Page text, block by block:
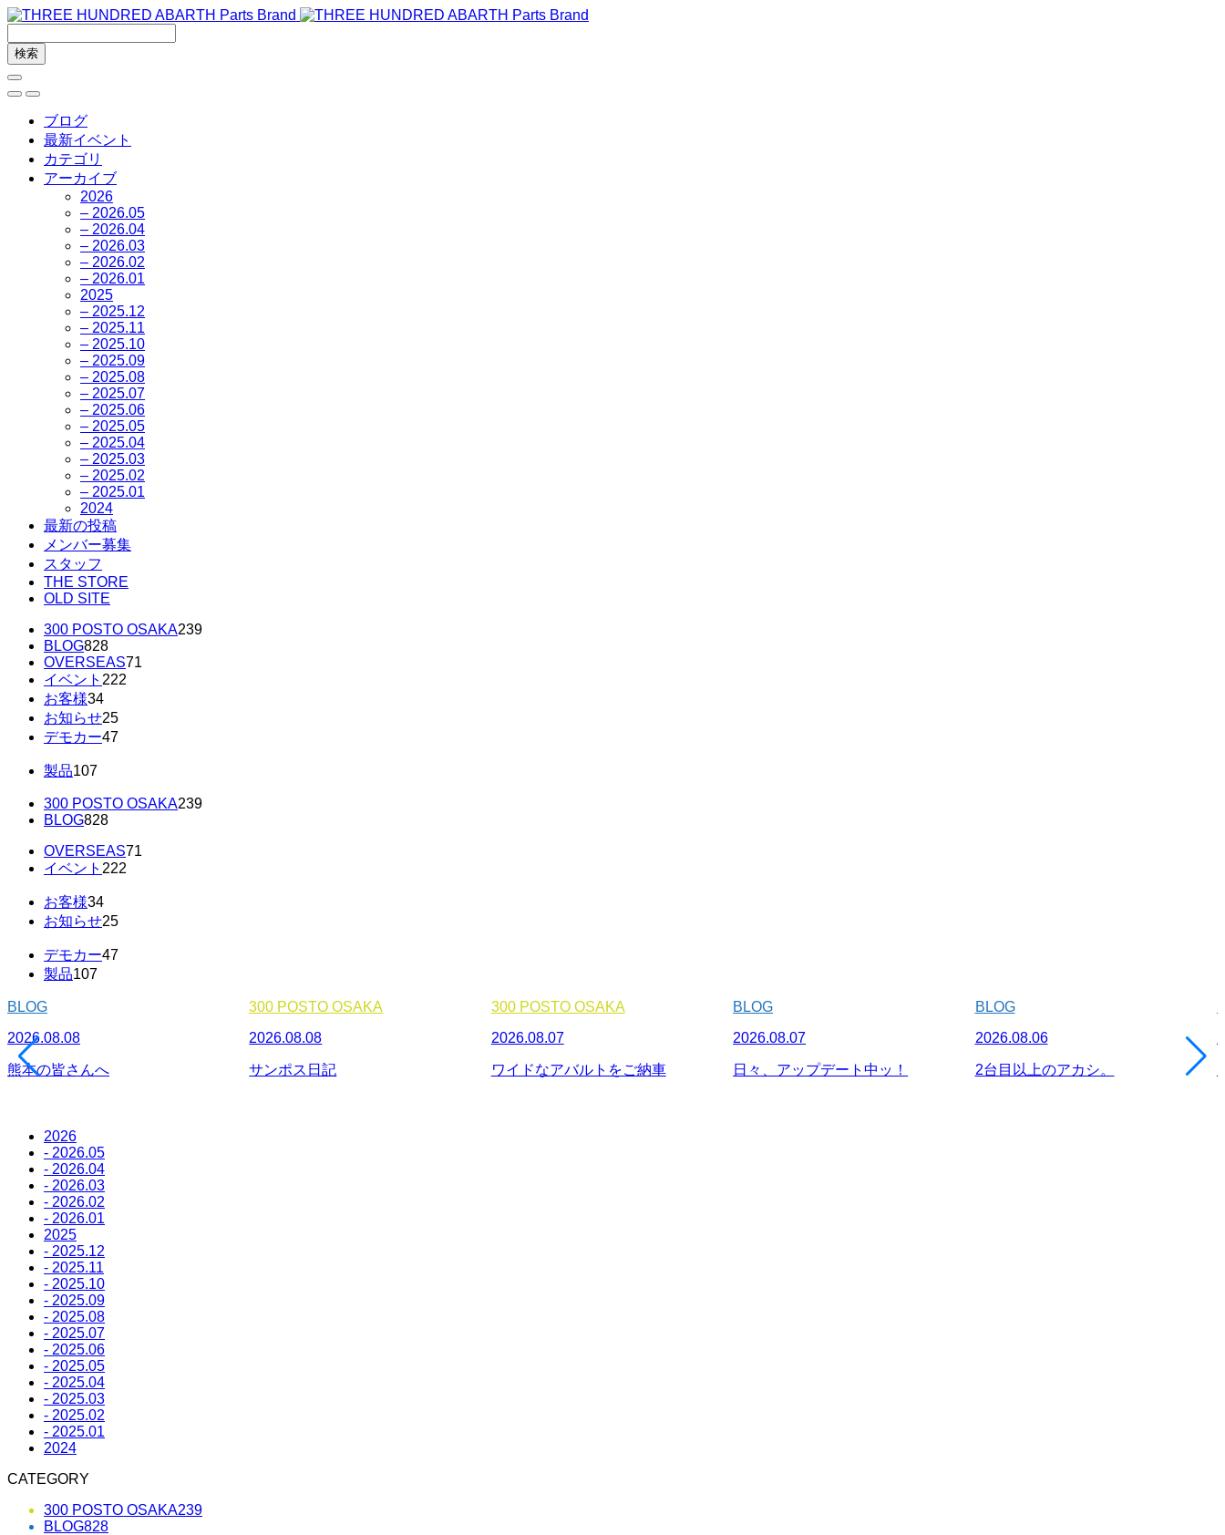
ブログ
最新イベント
カテゴリ
アーカイブ
2026
– 2026.05
– 2026.04
– 2026.03
– 2026.02
– 2026.01
2025
– 2025.12
– 2025.11
– 2025.10
– 2025.09
– 2025.08
– 2025.07
– 2025.06
– 2025.05
– 2025.04
– 2025.03
– 2025.02
– 2025.01
2024
最新の投稿
メンバー募集
スタッフ
THE STORE
OLD SITE
300 POSTO OSAKA239
BLOG828
OVERSEAS71
イベント 222
お客様34
お知らせ25
デモカー47
製品107
300 POSTO OSAKA239
BLOG828
OVERSEAS71
イベント 222
お客様34
お知らせ25
デモカー47
製品107
BLOG
2026.08.08
熊本の皆さんへ
300 POSTO OSAKA
2026.08.08
サンポス日記
300 POSTO OSAKA
2026.08.07
ワイドなアバルトをご納車
BLOG
2026.08.07
日々、アップデート中ッ！
BLOG
2026.08.06
2台目以上のアカシ。
2026
- 2026.05
- 2026.04
- 2026.03
- 2026.02
- 2026.01
2025
- 2025.12
- 2025.11
- 2025.10
- 2025.09
- 2025.08
- 2025.07
- 2025.06
- 2025.05
- 2025.04
- 2025.03
- 2025.02
- 2025.01
2024
CATEGORY
300 POSTO OSAKA239
BLOG828